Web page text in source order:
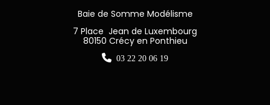
Baie de Somme Modélisme
7 Place Jean de Luxembourg
80150 Crécy en Ponthieu
 03 22 20 06 19